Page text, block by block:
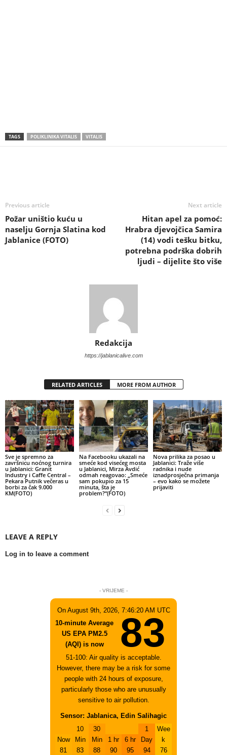
TAGS POLIKLINIKA VITALIS VITALIS
Previous article
Požar uništio kuću u
naselju Gornja Slatina kod
Jablanice (FOTO)
Next article
Hitan apel za pomoć:
Hrabra djevojčica Samira
(14) vodi tešku bitku,
potrebna podrška dobrih
ljudi – dijelite što više
Redakcija
https://jablanicalive.com
RELATED ARTICLES MORE FROM AUTHOR
Sve je spremno za
završnicu noćnog turnira
u Jablanici: Granit
Industry i Caffe Central –
Pekara Putnik večeras u
borbi za čak 9.000
KM(FOTO)
Na Facebooku ukazali na
smeće kod visećeg mosta
u Jablanici, Mirza Avdić
odmah reagovao: „Smeće
sam pokupio za 15
minuta, šta je
problem?“(FOTO)
Nova prilika za posao u
Jablanici: Traže više
radnika i nude
iznadprosječna primanja
– evo kako se možete
prijaviti
LEAVE A REPLY
Log in to leave a comment
- VRIJEME -
On August 9th, 2026, 7:46:20 AM UTC
10-minute Average
US EPA PM2.5
(AQI) is now
83
51-100: Air quality is acceptable.
However, there may be a risk for some
people with 24 hours of exposure,
particularly those who are unusually
sensitive to air pollution.
Sensor: Jablanica, Edin Salihagic
Now
81
10
Min
83
30
Min
88
1 hr
90
6 hr
95
1
Day
94
Wee
k
76